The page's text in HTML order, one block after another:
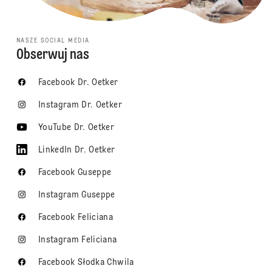
NASZE SOCIAL MEDIA
Obserwuj nas
Facebook Dr. Oetker
Instagram Dr. Oetker
YouTube Dr. Oetker
LinkedIn Dr. Oetker
Facebook Guseppe
Instagram Guseppe
Facebook Feliciana
Instagram Feliciana
Facebook Słodka Chwila